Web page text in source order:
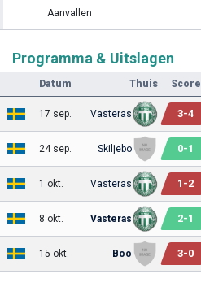
Aanvallen
Programma & Uitslagen
Datum Thuis Score
17 sep. Vasteras 3-4
24 sep. Skiljebo 0-1
1 okt. Vasteras 1 -2
8 okt. Vasteras 2-1
15 okt. Boo 3-0